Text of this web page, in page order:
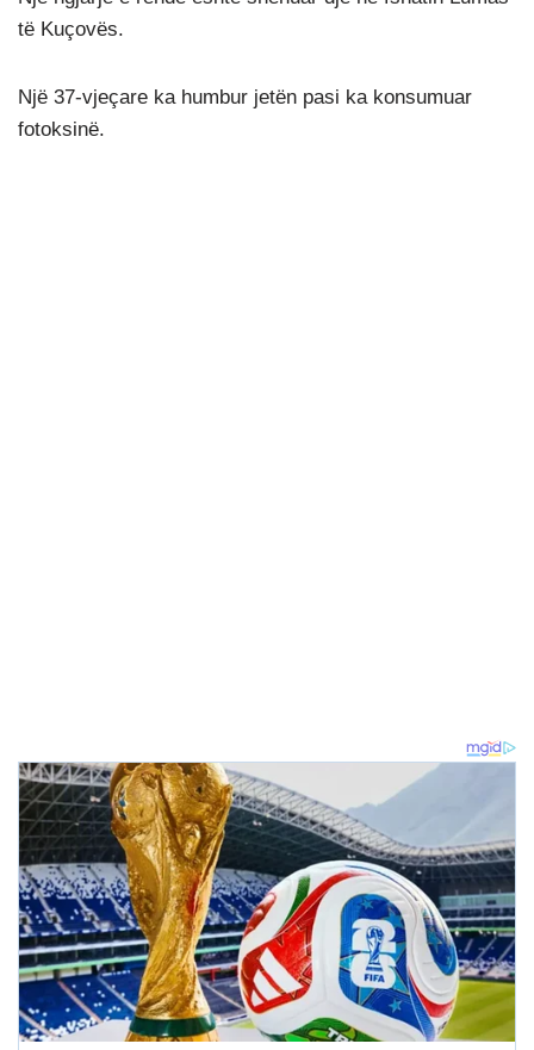
të Kuçovës.
Një 37-vjeçare ka humbur jetën pasi ka konsumuar
fotoksinë.